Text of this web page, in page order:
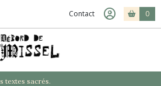
Contact 0
textes sacrés.